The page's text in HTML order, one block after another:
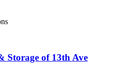
Storage of 13th Ave